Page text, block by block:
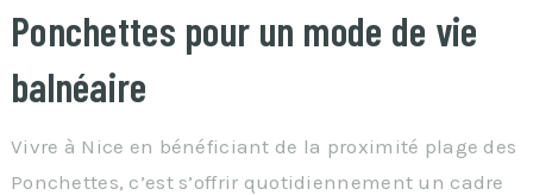
Ponchettes pour un mode de vie
balnéaire
Vivre à Nice en bénéficiant de la proximité plage des
Ponchettes, c’est s’offrir quotidiennement un cadre